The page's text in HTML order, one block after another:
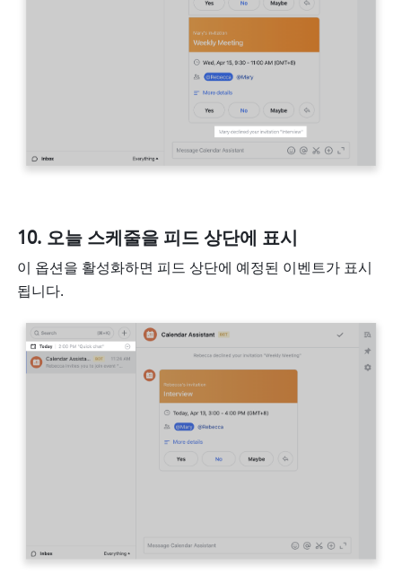
오늘 스케줄을 피드 상단에 표시
이 옵션을 활성화하면 피드 상단에 예정된 이벤트가 표시
됩니다.